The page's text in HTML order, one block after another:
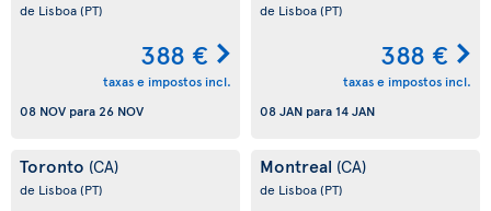
de Lisboa(PT)
388 €
taxas e impostos incl.
08 NOV para26 NOV
de Lisboa(PT)
388 €
taxas e impostos incl.
08 JAN para 14 JAN
Toronto (CA)
de Lisboa(PT)
Montreal (CA)
de Lisboa(PT)